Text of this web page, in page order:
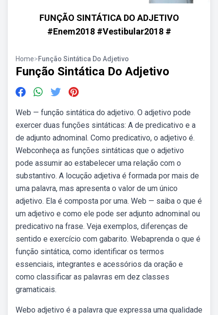
FUNÇÃO SINTÁTICA DO ADJETIVO
#Enem2018 #Vestibular2018 #
Home>Função Sintática Do Adjetivo
Função Sintática Do Adjetivo
Web — função sintática do adjetivo. O adjetivo pode
exercer duas funções sintáticas: A de predicativo e a
de adjunto adnominal. Como predicativo, o adjetivo é.
Webconheça as funções sintáticas que o adjetivo
pode assumir ao estabelecer uma relação com o
substantivo. A locução adjetiva é formada por mais de
uma palavra, mas apresenta o valor de um único
adjetivo. Ela é composta por uma. Web — saiba o que é
um adjetivo e como ele pode ser adjunto adnominal ou
predicativo na frase. Veja exemplos, diferenças de
sentido e exercício com gabarito. Webaprenda o que é
função sintática, como identificar os termos
essenciais, integrantes e acessórios da oração e
como classificar as palavras em dez classes
gramaticais.
Webo adjetivo é a palavra que expressa uma qualidade